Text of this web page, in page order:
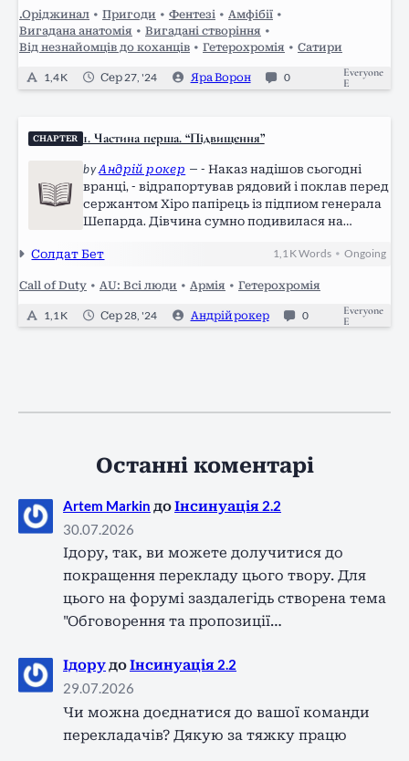
.Оріджинал • Пригоди • Фентезі • Амфібії •
Вигадана анатомія • Вигадані створіння •
Від незнайомців до коханців • Гетерохромія • Сатири
1,4 K Сер 27, '24 Яра Ворон 0
Everyone
E
CHAPTER 1. Частина перша. “Підвищення”
byАндрій рокер — - Наказ надішов сьогодні
вранці, - відрапортував рядовий і поклав перед
сержантом Хіро папірець із підпиом генерала
Шепарда. Дівчина сумно подивилася на
буде просто звичайне переведення, а не
Солдат Бет 1,1 KWords •Ongoing
Call of Duty • AU: Всі люди • Армія • Гетерохромія
1,1 K Сер 28, '24 Андрій рокер 0
Everyone
E
Останні коментарі
Artem Markin доІнсинуація 2.2
30.07.2026
Ідору, так, ви можете долучитися до
покращення перекладу цього твору. Для
цього на форумі заздалегідь створена тема
"Обговорення та пропозиції…
Ідору доІнсинуація 2.2
29.07.2026
Чи можна доєднатися до вашої команди
перекладачів? Дякую за тяжку працю